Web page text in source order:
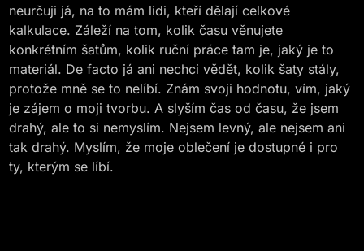
neurčuji já, na to mám lidi, kteří dělají celkové
kalkulace. Záleží na tom, kolik času věnujete
konkrétním šatům, kolik ruční práce tam je, jaký je to
materiál. De facto já ani nechci vědět, kolik šaty stály,
protože mně se to nelíbí. Znám svoji hodnotu, vím, jaký
je zájem o moji tvorbu. A slyším čas od času, že jsem
drahý, ale to si nemyslím. Nejsem levný, ale nejsem ani
tak drahý. Myslím, že moje oblečení je dostupné i pro
ty, kterým se líbí.